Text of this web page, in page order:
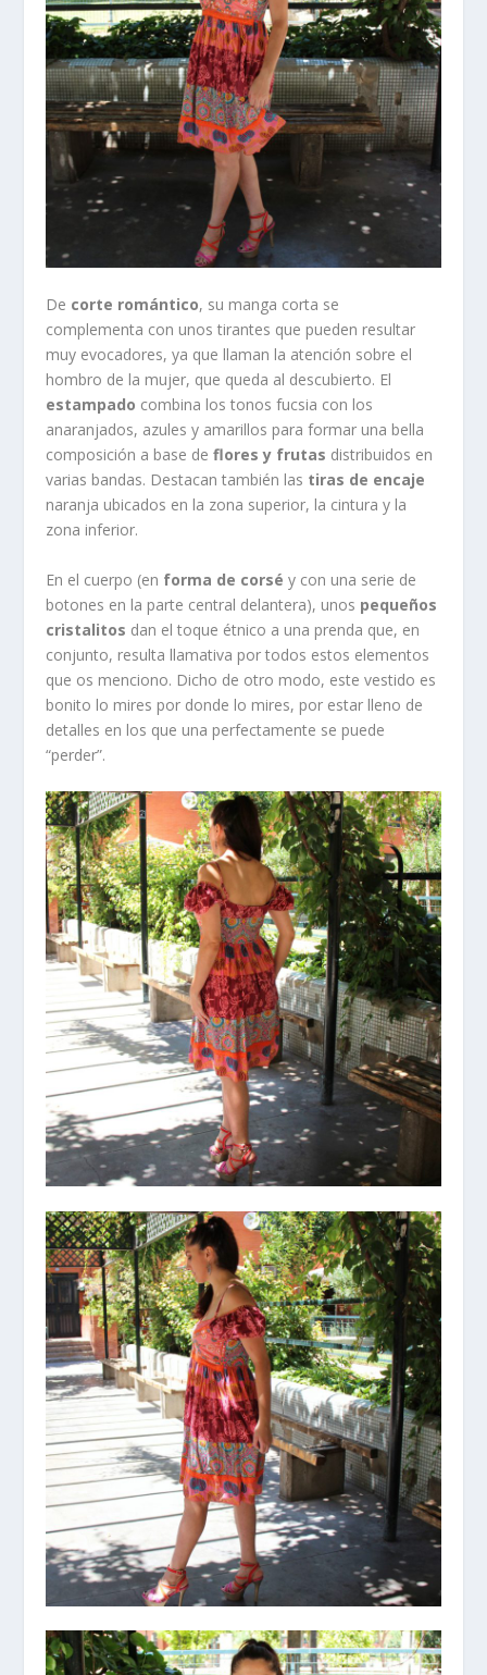
De corte romántico, su manga corta se
complementa con unos tirantes que pueden resultar
muy evocadores, ya que llaman la atención sobre el
hombro de la mujer, que queda al descubierto. El
estampado combina los tonos fucsia con los
anaranjados, azules y amarillos para formar una bella
composición a base deflores y frutas distribuidos en
varias bandas. Destacan también las tiras de encaje
naranja ubicados en la zona superior, la cintura y la
zona inferior.
En el cuerpo (en forma de corsé y con una serie de
botones en la parte central delantera), unos pequeños
cristalitos dan el toque étnico a una prenda que, en
conjunto, resulta llamativa por todos estos elementos
que os menciono. Dicho de otro modo, este vestido es
bonito lo mires por donde lo mires, por estar lleno de
detalles en los que una perfectamente se puede
“perder”.